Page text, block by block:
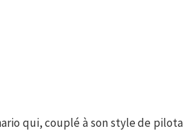
qui, couplé à son style de